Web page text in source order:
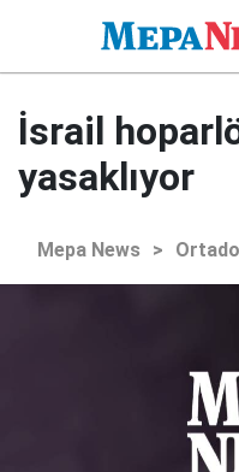
İsrail
yasaklıyor
Mepa News >